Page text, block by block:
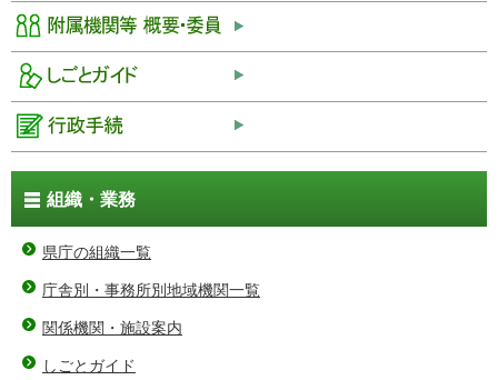
組織・業務
県庁の組織一覧
庁舎別・事務所別地域機関一覧
関係機関・施設案内
しごとガイド